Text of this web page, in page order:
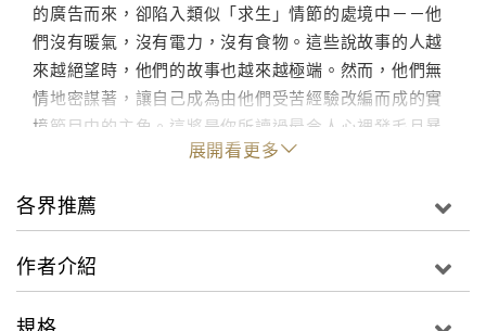
的廣告而來，卻陷入類似「求生」情節的處境中－－他
們沒有暖氣，沒有電力，沒有食物。這些說故事的人越
來越絕望時，他們的故事也越來越極端。然而，他們無
情地密謀著，讓自己成為由他們受苦經驗改編而成的實
境節目中的主角。這將是你所讀過最令人心裡發毛且暴
虐的小說，惟有恰克‧帕拉尼克才能寫得出來。
《鬥陣俱樂部》作者不必出拳，就將他們擊倒！
特報：到目前為止，已有七十三個人在《惡搞研習營》
仍在繼續增加中。作者表示〈腸子〉絕不是《惡搞研習
展開看更多
各界推薦
作者介紹